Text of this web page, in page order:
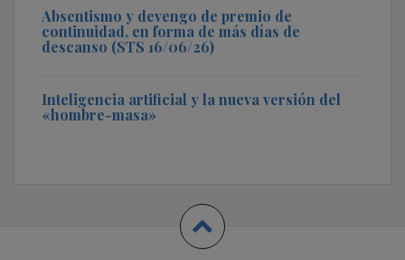
Absentismo y devengo de premio de
continuidad, en forma de más días de
descanso (STS 16/06/26)
Inteligencia artificial y la nueva versión del
«hombre-masa»